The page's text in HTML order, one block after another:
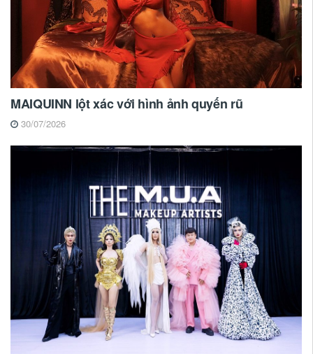
MAIQUINN lột xác với hình ảnh quyến rũ
30/07/2026